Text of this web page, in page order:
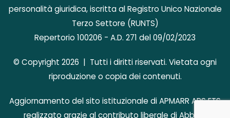
personalità giuridica, iscritta al Registro Unico Nazionale
Terzo Settore (RUNTS)
Repertorio 100206 - A.D. 271 del 09/02/2023
© Copyright 2026 | Tutti i diritti riservati. Vietata ogni
riproduzione o copia dei contenuti.
Aggiornamento del sito istituzionale di APMARR APS ETS
realizzato grazie al contributo liberale di AbbVie